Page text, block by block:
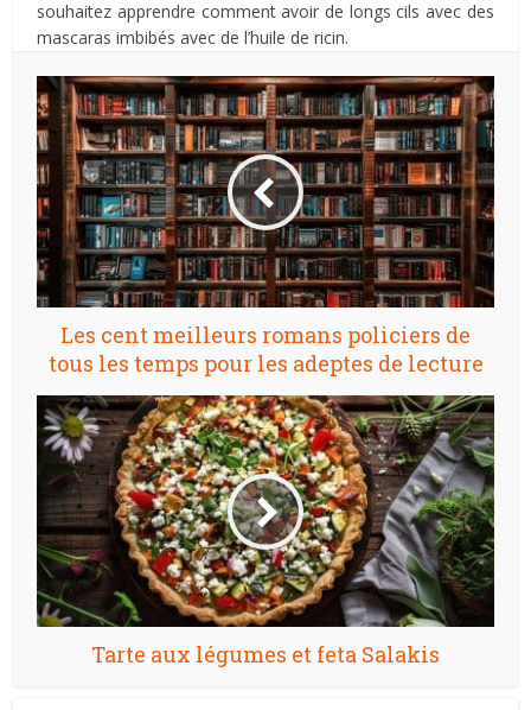
souhaitez apprendre comment avoir de longs cils avec des
mascaras imbibés avec de l’huile de ricin.
Les cent meilleurs romans policiers de
tous les temps pour les adeptes de lecture
Tarte aux légumes et feta Salakis